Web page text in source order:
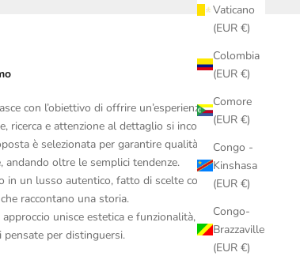
Vaticano
(EUR €)
Colombia
(EUR €)
Comore
(EUR €)
Congo -
Kinshasa
(EUR €)
Congo-
Brazzaville
(EUR €)
con l’obiettivo di offrire un’esperienza esclusiva,
ricerca e attenzione al dettaglio si incontrano.
è selezionata per garantire qualità, identità e
andando oltre le semplici tendenze.
in un lusso autentico, fatto di scelte consapevoli e
raccontano una storia.
unisce estetica e funzionalità, per offrire
pensate per distinguersi.